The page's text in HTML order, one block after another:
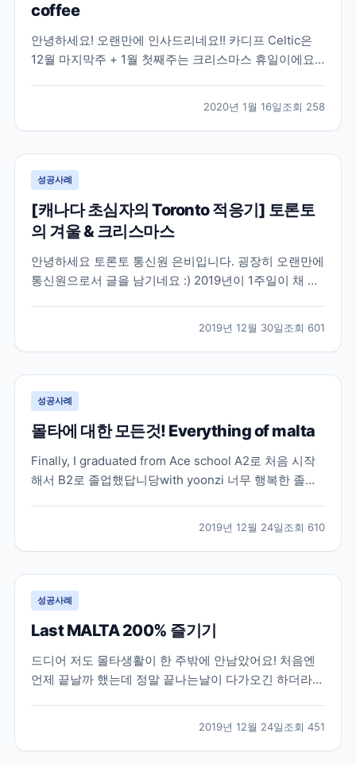
coffee
안녕하세요! 오랜만에 인사드리네요!! 카디프 Celtic은
12월 마지막주 + 1월 첫째주는 크리스마스 휴일이에요!
서 추천한 카페입니다 :) Bigmoose coffee 갑자기 런치
클래스 선생님이 카페가서 토론...
2020년 1월 16일조회 258
성공사례
[캐나다 초심자의 Toronto 적응기] 토론토
의 겨울 & 크리스마스
안녕하세요 토론토 통신원 은비입니다. 굉장히 오랜만에
통신원으로서 글을 남기네요 :) 2019년이 1주일이 채 남
눈이 올 정도로 겨울이 빨리 찾아왔습니다. 토론토는 영
하 15-20에 이르는 추운 겨울로 유명...
2019년 12월 30일조회 601
성공사례
몰타에 대한 모든것! Everything of malta
Finally, I graduated from Ace school A2로 처음 시작
해서 B2로 졸업했답니당with yoonzi 너무 행복한 졸업
복한 하루였어요 몰타 생활도 끝이 났어요 제가 아는선
에서 몰타 관련해서 정리...
2019년 12월 24일조회 610
성공사례
Last MALTA 200% 즐기기
드디어 저도 몰타생활이 한 주밖에 안남았어요! 처음엔
언제 끝날까 했는데 정말 끝나는날이 다가오긴 하더라구
우리 몰타라이프 즐기자!! 해서 행복하게 남은날들을 보
내기로 결심했어요! 브레이크에듀 3인방 (저, 룸메이
2019년 12월 24일조회 451